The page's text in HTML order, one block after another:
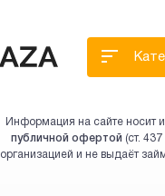
Информация на сайте носит
публичной офертой (ст.
организацией и не выдаёт